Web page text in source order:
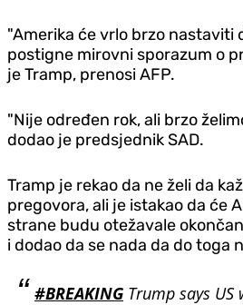
"Amerika će vrlo brzo nastaviti
postigne mirovni sporazum o
je Tramp, prenosi AFP.
"Nije određen rok, ali brzo
dodao je predsjednik SAD.
Tramp je rekao da ne želi da
pregovora, ali je istakao da će
strane budu otežavale
i dodao da se nada da do toga
#BREAKING Trump says